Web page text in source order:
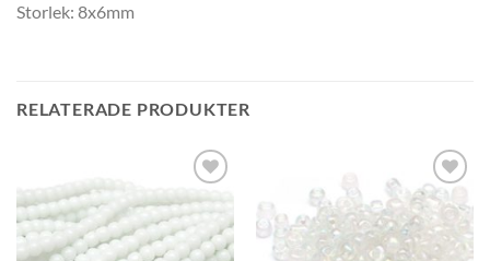
Storlek: 8x6mm
RELATERADE PRODUKTER
Lägg
önskelistan
till i
önskelistan